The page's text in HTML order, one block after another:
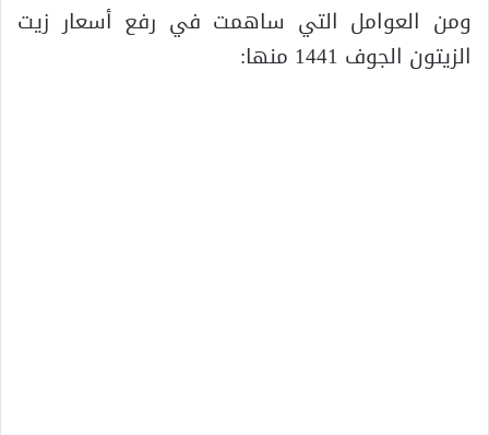
ومن العوامل التي ساهمت في رفع أسعار زيت
الزيتون الجوف 1441 منها: